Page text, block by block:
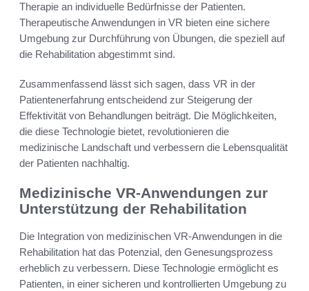
Therapie an individuelle Bedürfnisse der Patienten.
Therapeutische Anwendungen in VR bieten eine sichere
Umgebung zur Durchführung von Übungen, die speziell auf
die Rehabilitation abgestimmt sind.
Zusammenfassend lässt sich sagen, dass VR in der
Patientenerfahrung entscheidend zur Steigerung der
Effektivität von Behandlungen beiträgt. Die Möglichkeiten,
die diese Technologie bietet, revolutionieren die
medizinische Landschaft und verbessern die Lebensqualität
der Patienten nachhaltig.
Medizinische VR-Anwendungen zur
Unterstützung der Rehabilitation
Die Integration von medizinischen VR-Anwendungen in die
Rehabilitation hat das Potenzial, den Genesungsprozess
erheblich zu verbessern. Diese Technologie ermöglicht es
Patienten, in einer sicheren und kontrollierten Umgebung zu